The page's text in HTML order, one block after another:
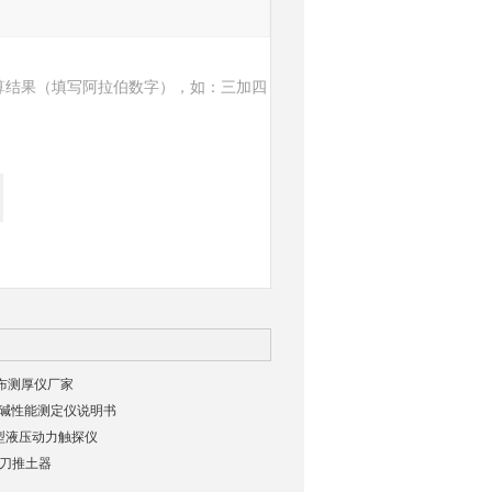
结果（填写阿拉伯数字），如：三加四
测厚仪厂家
性能测定仪说明书
液压动力触探仪
推土器